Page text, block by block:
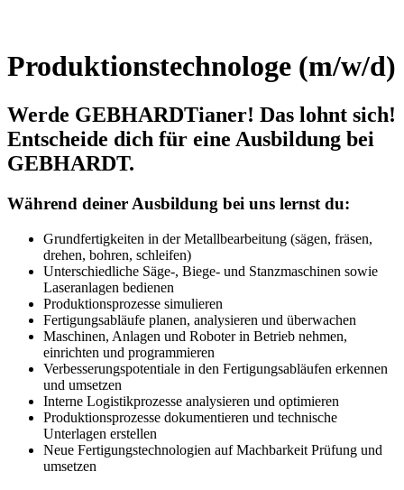
Produktionstechnologe (m/w/d)
Werde GEBHARDTianer! Das lohnt sich!
Entscheide dich für eine Ausbildung bei
GEBHARDT.
Während deiner Ausbildung bei uns lernst du:
Grundfertigkeiten in der Metallbearbeitung (sägen, fräsen,
drehen, bohren, schleifen)
Unterschiedliche Säge-, Biege- und Stanzmaschinen sowie
Laseranlagen bedienen
Produktionsprozesse simulieren
Fertigungsabläufe planen, analysieren und überwachen
Maschinen, Anlagen und Roboter in Betrieb nehmen,
einrichten und programmieren
Verbesserungspotentiale in den Fertigungsabläufen erkennen
und umsetzen
Interne Logistikprozesse analysieren und optimieren
Produktionsprozesse dokumentieren und technische
Unterlagen erstellen
Neue Fertigungstechnologien auf Machbarkeit Prüfung und
umsetzen